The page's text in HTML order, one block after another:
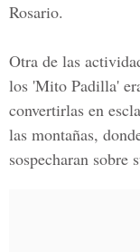
Rosario.
Otra de las
los 'Mito Padilla'
convertirlas en
las montañas,
sospecharan sobre